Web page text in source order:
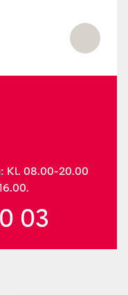
Kl. 08.00-20.00
03